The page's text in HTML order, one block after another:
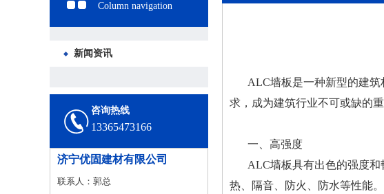
Column navigation
新闻资讯
咨询热线
13365473166
济宁优固建材有限公司
联系人：郭总
ALC墙板是一种新型的建
求，成为建筑行业不可或缺的
一、高强度
ALC墙板具有出色的强度
热、隔音、防火、防水等性能。